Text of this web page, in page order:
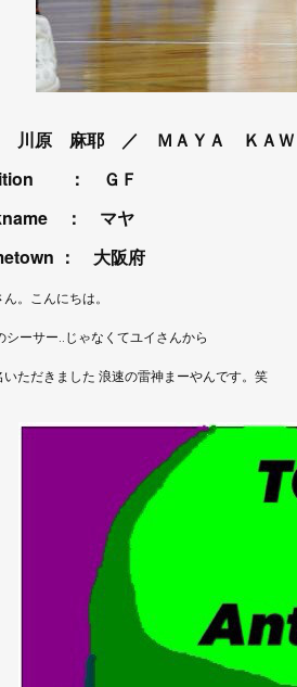
川原 麻耶 ／ ＭＡＹＡ ＫＡＷ
： ＧＦ
： マヤ
： 大阪府
。こんにちは。
シーサー‥じゃなくてユイさんから
いただきました 浪速の雷神まーやんです。笑